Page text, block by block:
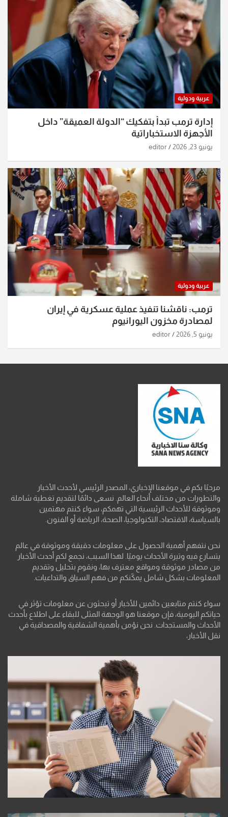
عربية ودولية
إدارة ترمب تبدأ بتفكيك “الدولة العميقة” داخل
الأجهزة الاستخباراتية
يونيو 23, 2026 editor
عربية ودولية
ترمب: ناقشنا تنفيذ عملية عسكرية في إيران
لمصادرة مخزون اليورانيوم
يونيو 5, 2026 editor
مرحبًا بكم في موقعنا الإخباري، المصدر الرئيسي لأحدث الأخبار
والتطورات من مختلف أنحاء العالم. نسعى دائمًا لتقديم تغطية شاملة
وموثوقة للأحداث الرئيسية التي تهمكم، سواء كنتم مهتمين
بالسياسة، الاقتصاد، التكنولوجيا، الصحة، الرياضة أو الفنون.
نحن نتفهم أهمية الحصول على معلومات دقيقة وموثوقة في عالم
يتسارع فيه وتيرة الأحداث يوميًا. لهذا السبب، نجمع لكم أحدث الأخبار
من مصادر موثوقة ومواقع معترف بها، ونقوم بتحليل وتقديم
المعلومات بشكل شامل يمكّنكم من فهم السياق والتداعيات.
سواء كنتم متابعين دائمين للأخبار أو تبحثون عن معلومات تؤثر في
حياتكم اليومية، فإن موقعنا هو الوجهة المثلى للبقاء على اطلاع بأحدث
الأحداث والمستجدات. نحن نؤمن بأهمية الشفافية والمصداقية في
نقل الأخبار،